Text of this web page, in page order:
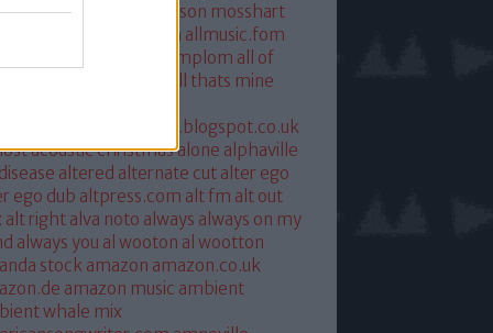
alkohol
allison mosshart
allmusic.com allmusic.fom
all hallows templom all of
all thats mine
acoustic christmasalone alphaville
altered alternate cut alter ego
ego dub altpress.com alt fm alt out
alt right alva noto always always on my
always you al wooton al wootton
stock amazon amazon.co.uk
amazon music ambient
whale mix